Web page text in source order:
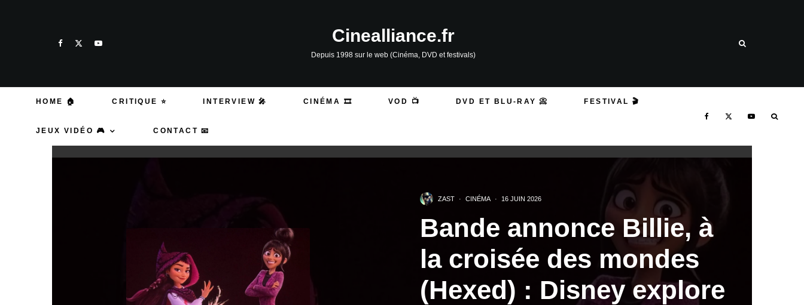
Cinealliance.fr
Depuis 1998 sur le web (Cinéma, DVD et festivals)
HOME 🏠 CRITIQUE ⭐ INTERVIEW 🎤 CINÉMA 🎞️ VOD 📺 DVD ET BLU-RAY 📀 FESTIVAL 🎬
JEUX VIDÉO 🎮 CONTACT 📧
ZAST · CINÉMA · 16 JUIN 2026
Bande annonce Billie, à
la croisée des mondes
(Hexed) : Disney explore